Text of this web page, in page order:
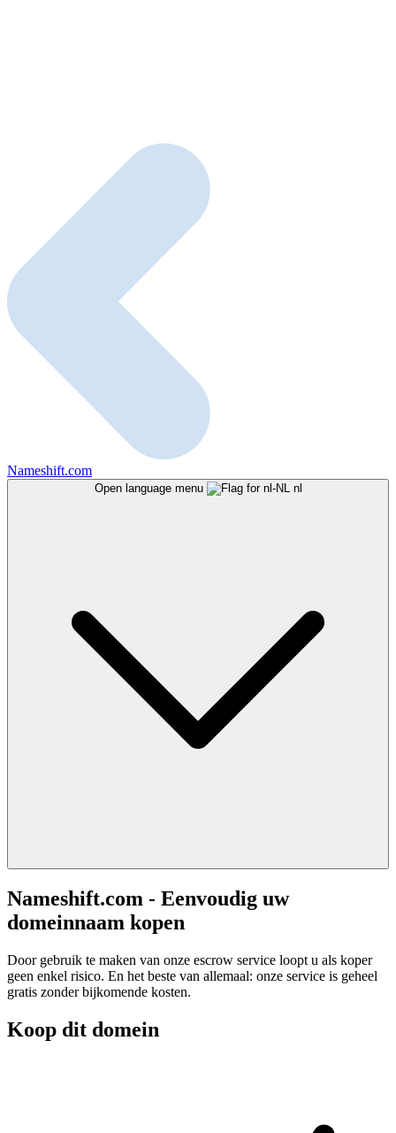
Nameshift.com
Open language menu nl
Nameshift.com - Eenvoudig uw
domeinnaam kopen
Door gebruik te maken van onze escrow service loopt u als koper
geen enkel risico. En het beste van allemaal: onze service is geheel
gratis zonder bijkomende kosten.
Koop dit domein